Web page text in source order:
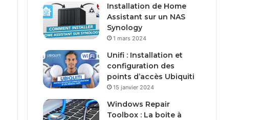
e
m
i
l
Installation de Home
Assistant sur un NAS
Synology
1 mars 2024
Unifi : Installation et
configuration des
points d’accès Ubiquiti
15 janvier 2024
Windows Repair
Toolbox : La boite à